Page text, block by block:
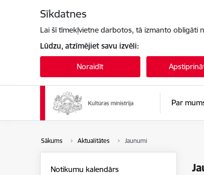
Sīkdatnes
Lai šī tīmekļvietne darbotos, tā izmanto obligāti
Lūdzu, atzīmējiet savu izvēli:
Noraidīt
Par
Sākums Aktualitātes Jaunumi
Notikumu kalendārs